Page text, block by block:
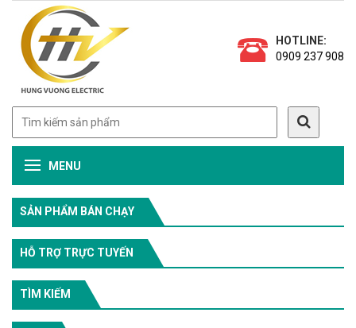
HOTLINE:
0909 237 908
MENU
SẢN PHẨM BÁN CHẠY
HỖ TRỢ TRỰC TUYẾN
TÌM KIẾM